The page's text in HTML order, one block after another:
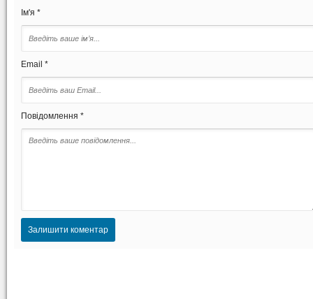
Ім'я *
Email *
Повідомлення *